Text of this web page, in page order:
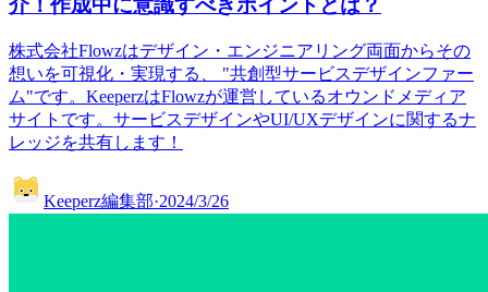
介！作成中に意識すべきポイントとは？
株式会社Flowzはデザイン・エンジニアリング両面からその
想いを可視化・実現する、 "共創型サービスデザインファー
ム"です。KeeperzはFlowzが運営しているオウンドメディア
サイトです。サービスデザインやUI/UXデザインに関するナ
レッジを共有します！
Keeperz編集部·2024/3/26